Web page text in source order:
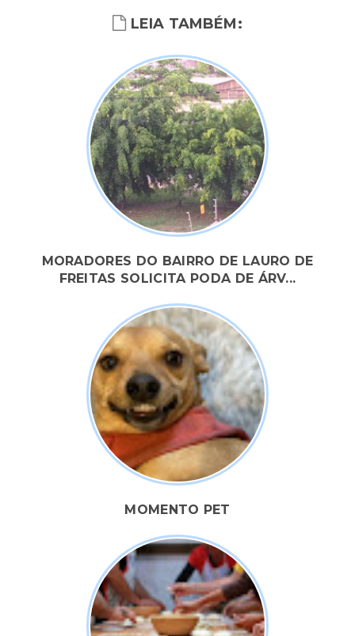
LEIA TAMBÉM:
MORADORES DO BAIRRO DE LAURO DE
FREITAS SOLICITA PODA DE ÁRV...
MOMENTO PET